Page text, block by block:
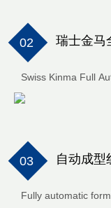
02 瑞士金马
Swiss Kinma Full
03 自动成型
Fully automatic